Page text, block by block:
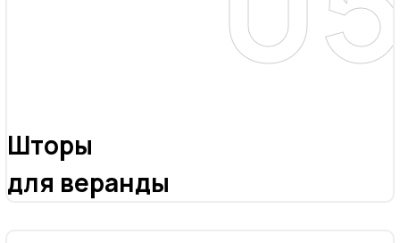
Шторы
для веранды